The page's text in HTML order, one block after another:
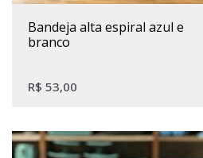
bandeja alta espiral azul e
branco
R$ 53,00